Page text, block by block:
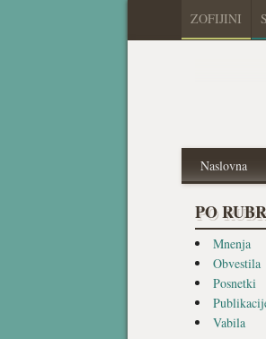
ZOFIJINI
Naslovna
PO
Mnenja
Obvestila
Posnetki
Vabila